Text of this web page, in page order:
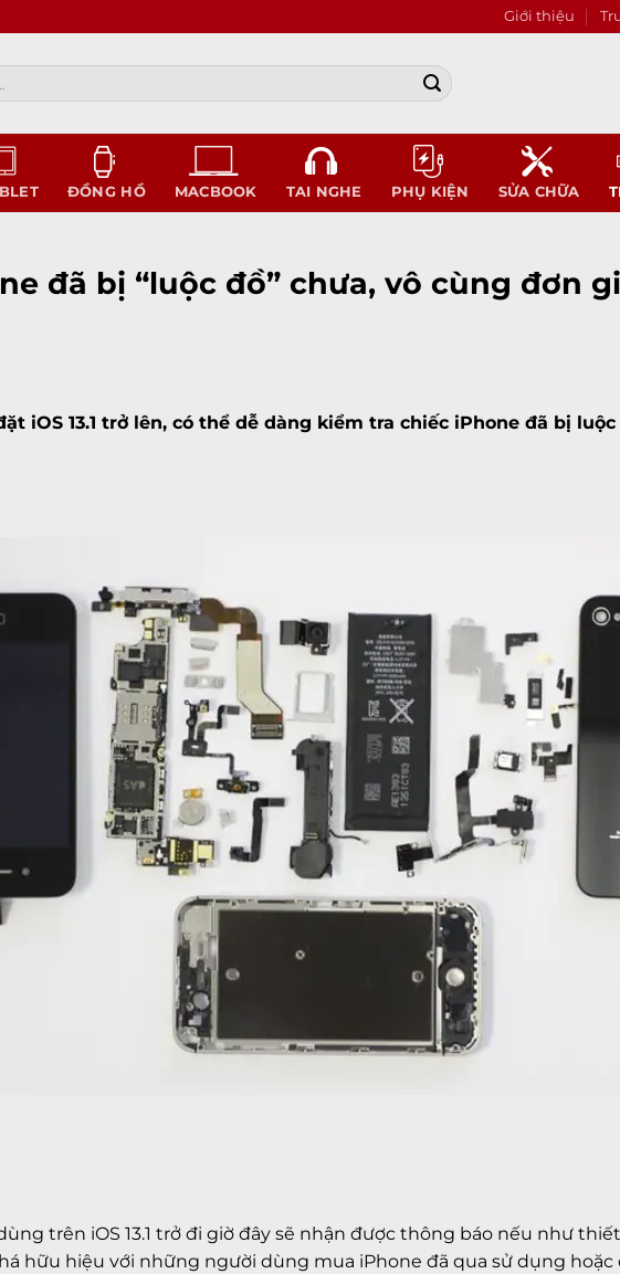
Giới thiệu
ĐỒNG HỒ MACBOOK TAI NGHE PHỤ KIỆN SỬA CHỮA
đã bị “luộc đồ” chưa, vô cùng đơn
iOS 13.1 trở lên, có thể dễ dàng kiểm tra chiếc iPhone đã bị
trên iOS 13.1 trở đi giờ đây sẽ nhận được thông báo nếu như
hữu hiệu với những người dùng mua iPhone đã qua sử dụng